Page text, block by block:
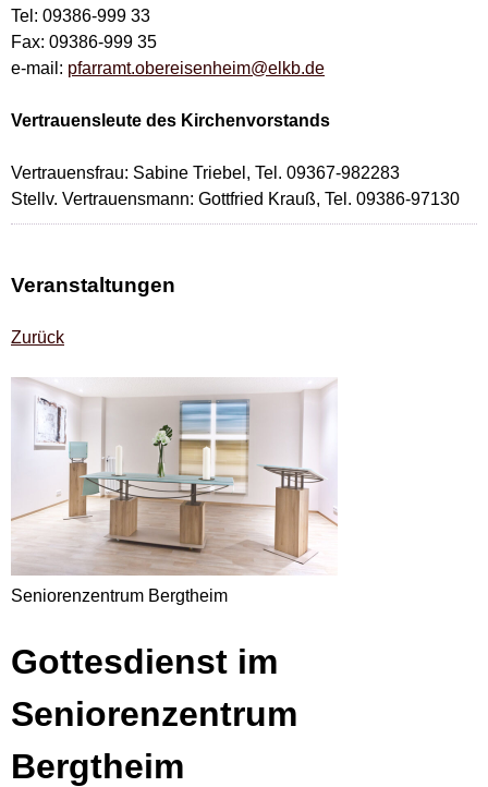
Tel: 09386-999 33
Fax: 09386-999 35
e-mail: pfarramt.obereisenheim@elkb.de
Vertrauensleute des Kirchenvorstands
Vertrauensfrau: Sabine Triebel, Tel. 09367-982283
Stellv. Vertrauensmann: Gottfried Krauß, Tel. 09386-97130
Veranstaltungen
Zurück
Seniorenzentrum Bergtheim
Gottesdienst im
Seniorenzentrum
Bergtheim